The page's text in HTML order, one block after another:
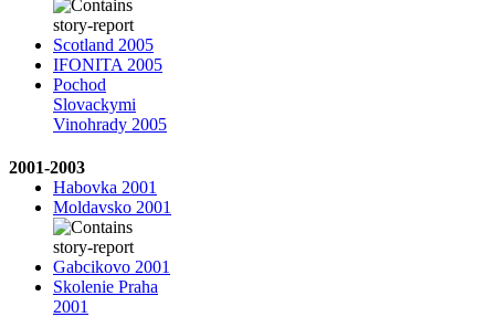
Scotland 2005
IFONITA 2005
Pochod
Slovackymi
Vinohrady 2005
2001-2003
Habovka 2001
Moldavsko 2001
Gabcikovo 2001
Skolenie Praha
2001